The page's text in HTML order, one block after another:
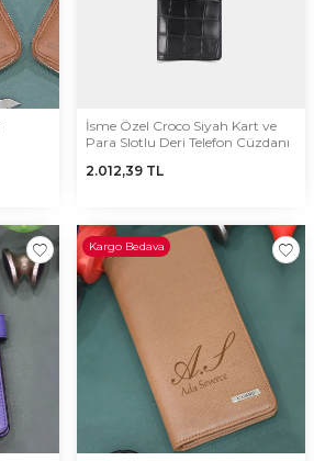
İsme Özel Croco Siyah Kart ve
Para Slotlu Deri Telefon Cüzdanı
2.012,39 TL
Kargo Bedava